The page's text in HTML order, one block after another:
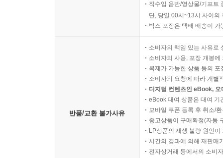
직수입 음반/영상물/기프트
단, 당일 00시~13시 사이의
박스 포장은 택배 배송이
반품/교환 불가사유
소비자의 책임 있는 사유로
소비자의 사용, 포장 개봉
복제가 가능한 상품 등의
소비자의 요청에 따라 개별
디지털 컨텐츠인 eBook,
eBook 대여 상품은 대여 기
모바일 쿠폰 등록 후 취소/
중고상품이 구매확정(자동
LP상품의 재생 불량 원인
시간의 경과에 의해 재판매
전자상거래 등에서의 소비